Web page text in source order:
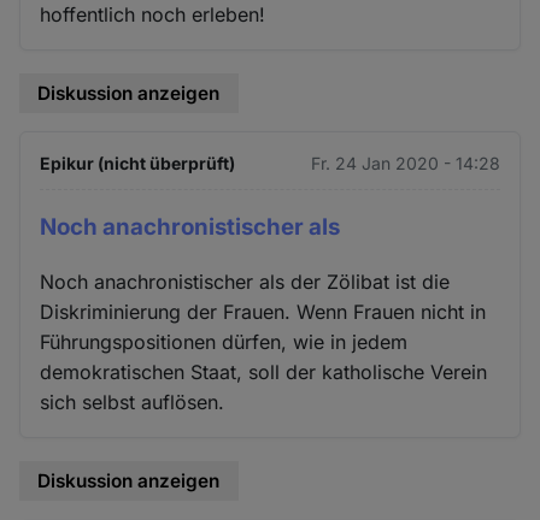
hoffentlich noch erleben!
Diskussion anzeigen
Epikur (nicht überprüft) Fr. 24 Jan 2020 - 14:28
Noch anachronistischer als
Noch anachronistischer als der Zölibat ist die
Diskriminierung der Frauen. Wenn Frauen nicht in
Führungspositionen dürfen, wie in jedem
demokratischen Staat, soll der katholische Verein
sich selbst auflösen.
Diskussion anzeigen